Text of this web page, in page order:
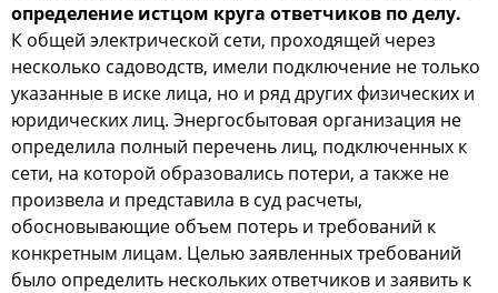
определение истцом круга ответчиков по делу.
К общей электрической сети, проходящей через
несколько садоводств, имели подключение не только
указанные в иске лица, но и ряд других физических и
юридических лиц. Энергосбытовая организация не
определила полный перечень лиц, подключенных к
сети, на которой образовались потери, а также не
произвела и представила в суд расчеты,
обосновывающие объем потерь и требований к
конкретным лицам. Целью заявленных требований
было определить нескольких ответчиков и заявить к